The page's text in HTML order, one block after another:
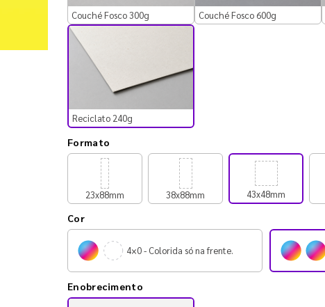
Couché Fosco 300g Couché Fosco 600g
Reciclato 240g
Formato
23x88mm 38x88mm 43x48mm
Cor
4×0 - Colorida só na frente.
Enobrecimento